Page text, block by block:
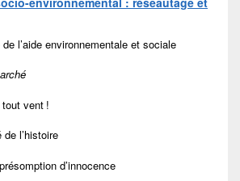
l’aide environnementale et sociale
vent !
l’histoire
d’innocence